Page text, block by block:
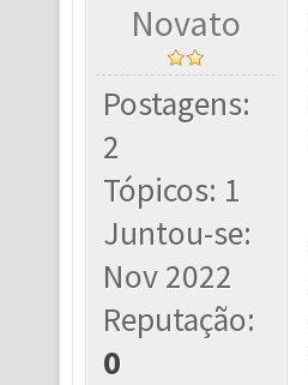
Novato
Postagens:
2
Tópicos: 1
Juntou-se:
Nov 2022
Reputação:
0